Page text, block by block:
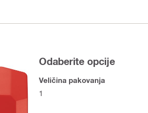
Odaberite opcije
Veličina pakovanja
1